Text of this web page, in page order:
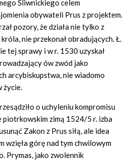
Śliwnickiego celem
obywateli Prus z projektem.
pozory, że działa nie tylko z
nie przekonał obradujących. Ł.
tej sprawy i w r. 1530 uzyskał
ów zwód jako
arcybiskupstwa, nie wiadomo
życie.
o uchyleniu kompromisu
piotrkowskim zimą 1524/5 r. izba
Zakon z Prus siłą, ale idea
wzięła górę nad tym chwilowym
Prymas, jako zwolennik